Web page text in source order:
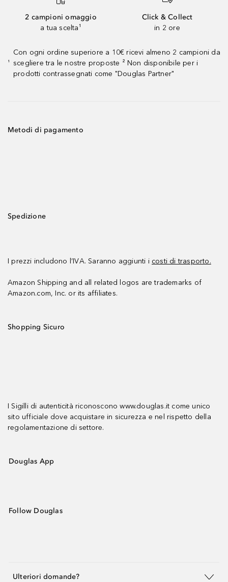
2 campioni omaggio
a tua scelta¹
Click & Collect
in 2 ore
¹
Con ogni ordine superiore a 10€ ricevi almeno 2 campioni da
scegliere tra le nostre proposte ² Non disponibile per i
prodotti contrassegnati come "Douglas Partner"
Metodi di pagamento
Spedizione
I prezzi includono l’IVA. Saranno aggiunti i costi di trasporto.
Amazon Shipping and all related logos are trademarks of
Amazon.com, Inc. or its affiliates.
Shopping Sicuro
I Sigilli di autenticità riconoscono www.douglas.it come unico
sito ufficiale dove acquistare in sicurezza e nel rispetto della
regolamentazione di settore.
Douglas App
Follow Douglas
Ulteriori domande?